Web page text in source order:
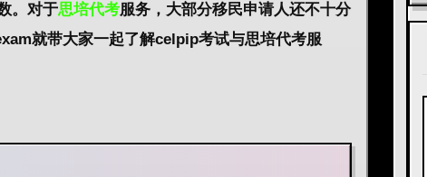
。对于思培代考服务，大部分移民申请人还不十分
就带大家一起了解celpip考试与思培代考服